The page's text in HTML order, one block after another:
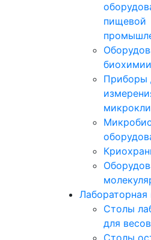
пищевой
биохимии
Приборы
Лабораторная
Столы
для весов
Столы